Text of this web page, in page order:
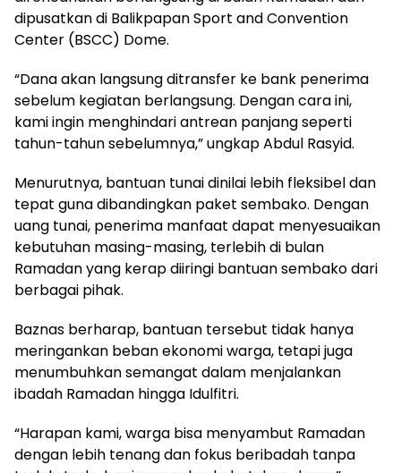
dipusatkan di Balikpapan Sport and Convention
Center (BSCC) Dome.
“Dana akan langsung ditransfer ke bank penerima
sebelum kegiatan berlangsung. Dengan cara ini,
kami ingin menghindari antrean panjang seperti
tahun-tahun sebelumnya,” ungkap Abdul Rasyid.
Menurutnya, bantuan tunai dinilai lebih fleksibel dan
tepat guna dibandingkan paket sembako. Dengan
uang tunai, penerima manfaat dapat menyesuaikan
kebutuhan masing-masing, terlebih di bulan
Ramadan yang kerap diiringi bantuan sembako dari
berbagai pihak.
Baznas berharap, bantuan tersebut tidak hanya
meringankan beban ekonomi warga, tetapi juga
menumbuhkan semangat dalam menjalankan
ibadah Ramadan hingga Idulfitri.
“Harapan kami, warga bisa menyambut Ramadan
dengan lebih tenang dan fokus beribadah tanpa